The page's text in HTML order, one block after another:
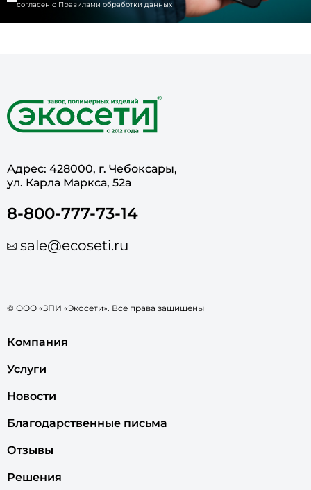
согласен с Правилами обработки данных
Адрес: 428000, г. Чебоксары,
ул. Карла Маркса, 52а
8-800-777-73-14
sale@ecoseti.ru
© ООО «ЗПИ «Экосети». Все права защищены
Компания
Услуги
Новости
Благодарственные письма
Отзывы
Решения